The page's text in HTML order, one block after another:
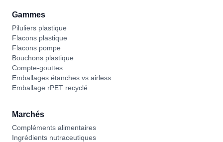
Gammes
Piluliers plastique
Flacons plastique
Flacons pompe
Bouchons plastique
Compte-gouttes
Emballages étanches vs airless
Emballage rPET recyclé
Marchés
Compléments alimentaires
Ingrédients nutraceutiques